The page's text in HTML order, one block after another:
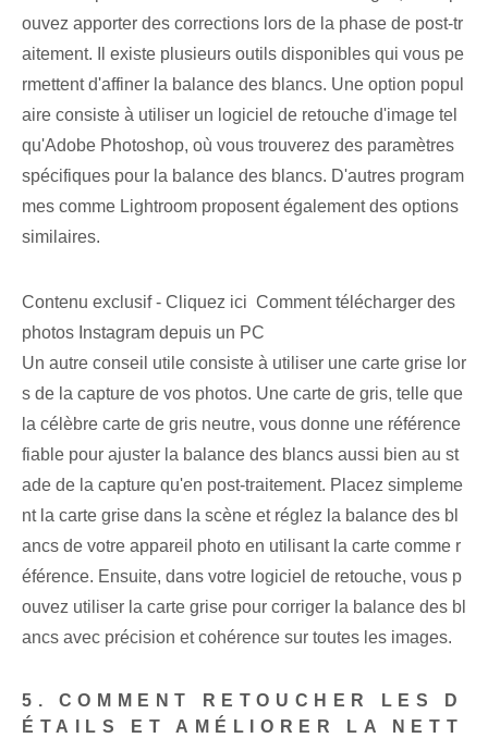
ouvez apporter des corrections lors de la phase de post-tr
aitement. Il existe plusieurs outils disponibles qui vous pe
rmettent d'affiner la balance des blancs. Une option popul
aire consiste à utiliser un logiciel de retouche d'image tel
qu'Adobe Photoshop, où vous trouverez des paramètres
spécifiques pour la balance des blancs. D'autres program
mes comme Lightroom proposent également des options
similaires.
Contenu exclusif - Cliquez ici Comment télécharger des
photos Instagram depuis un PC
Un autre conseil utile consiste à utiliser une carte grise lor
s de la capture de vos photos. Une carte de gris, telle que
la célèbre carte de gris neutre, vous donne une référence
fiable pour ajuster la balance des blancs aussi bien au st
ade de la capture qu'en post-traitement. Placez simpleme
nt la carte grise dans la scène et réglez la balance des bl
ancs de votre appareil photo en utilisant la carte comme r
éférence. Ensuite, dans votre logiciel de retouche, vous p
ouvez utiliser la carte grise pour corriger la balance des bl
ancs avec précision et cohérence sur toutes les images.
5. COMMENT RETOUCHER LES D
ÉTAILS ET AMÉLIORER LA NETT